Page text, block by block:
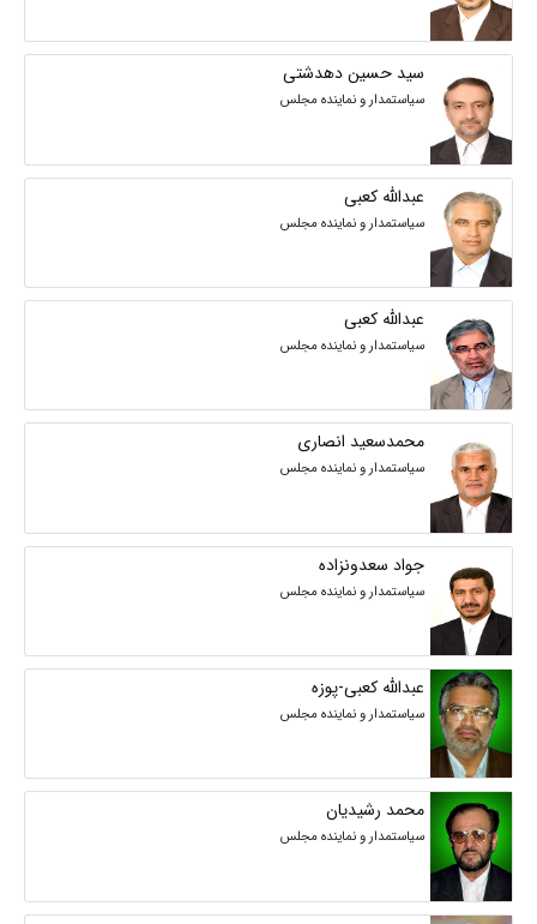
سید حسین دهدشتی
سیاستمدار و نماینده مجلس
عبدالله کعبی
سیاستمدار و نماینده مجلس
عبدالله کعبی
سیاستمدار و نماینده مجلس
محمدسعید انصاری
سیاستمدار و نماینده مجلس
جواد سعدونزاده
سیاستمدار و نماینده مجلس
عبدالله کعبی-پوزه
سیاستمدار و نماینده مجلس
محمد رشیدیان
سیاستمدار و نماینده مجلس